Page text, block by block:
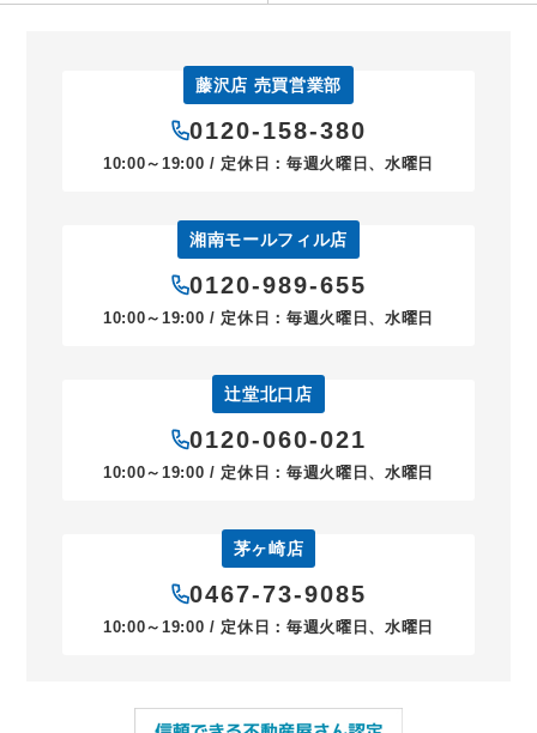
藤沢店 売買営業部
0120-158-380
10:00～19:00 / 定休日：毎週火曜日、水曜日
湘南モールフィル店
0120-989-655
10:00～19:00 / 定休日：毎週火曜日、水曜日
辻堂北口店
0120-060-021
10:00～19:00 / 定休日：毎週火曜日、水曜日
茅ヶ崎店
0467-73-9085
10:00～19:00 / 定休日：毎週火曜日、水曜日